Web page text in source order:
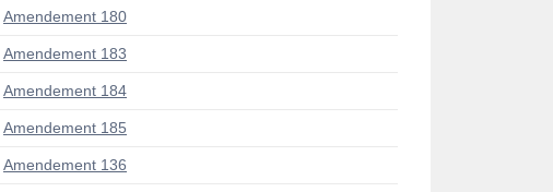
Amendement 180
Amendement 183
Amendement 184
Amendement 185
Amendement 136